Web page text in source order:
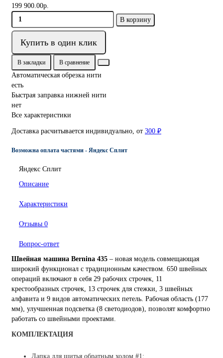
199 900.00р.
В корзину
Купить в один клик
В закладки В сравнение
Автоматическая обрезка нити
есть
Быстрая заправка нижней нити
нет
Все характеристики
Доставка расчитывается индивидуально, от 300 ₽
Возможна оплата частями - Яндекс Сплит
Яндекс Сплит
Описание
Характеристики
Отзывы 0
Вопрос-ответ
Швейная машина Bernina 435 – новая модель совмещающая
широкий функционал с традиционным качеством. 650 швейных
операций включают в себя 29 рабочих строчек, 11
крестообразных строчек, 13 строчек для стежки, 3 швейных
алфавита и 9 видов автоматических петель. Рабочая область (177
мм), улучшенная подсветка (8 светодиодов), позволят комфортно
работать со швейными проектами.
КОМПЛЕКТАЦИЯ
Лапка для шитья обратным ходом #1;